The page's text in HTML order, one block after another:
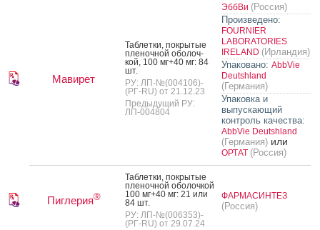
Мавирет
Таб­летки, пок­ры­тые
пле­ноч­ной обо­лоч­
кой, 100 мг+40 мг: 84
шт.
РУ: ЛП-№(004106)-
(РГ-RU) от 21.12.23
Предыдущий РУ:
ЛП-004804
ЭббВи (Россия)
Произведено:
FOURNIER
LABORATORIES
IRELAND (Ирландия)
Упаковано: AbbVie
Deutshland
(Германия)
Упаковка и
выпускающий
контроль качества:
AbbVie Deutshland
(Германия) или
ОРТАТ (Россия)
Пиглерия®
Таб­летки, пок­ры­тые
пле­ноч­ной обо­лоч­кой
100 мг+40 мг: 21 или
84 шт.
РУ: ЛП-№(006353)-
(РГ-RU) от 29.07.24
ФАРМАСИНТЕЗ
(Россия)